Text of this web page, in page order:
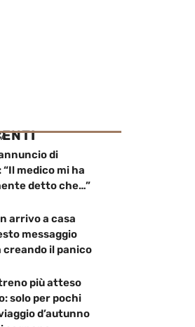
di
“Il medico mi ha
detto che…”
arrivo a casa
messaggio
creando il panico
più atteso
solo per pochi
d’autunno